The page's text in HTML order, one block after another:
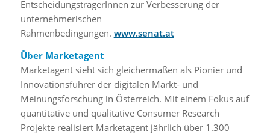
EntscheidungsträgerInnen zur Verbesserung der
unternehmerischen
Rahmenbedingungen. www.senat.at
Über Marketagent
Marketagent sieht sich gleichermaßen als Pionier und
Innovationsführer der digitalen Markt- und
Meinungsforschung in Österreich. Mit einem Fokus auf
quantitative und qualitative Consumer Research
Projekte realisiert Marketagent jährlich über 1.300